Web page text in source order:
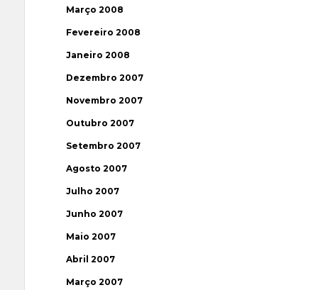
Março 2008
Fevereiro 2008
Janeiro 2008
Dezembro 2007
Novembro 2007
Outubro 2007
Setembro 2007
Agosto 2007
Julho 2007
Junho 2007
Maio 2007
Abril 2007
Março 2007